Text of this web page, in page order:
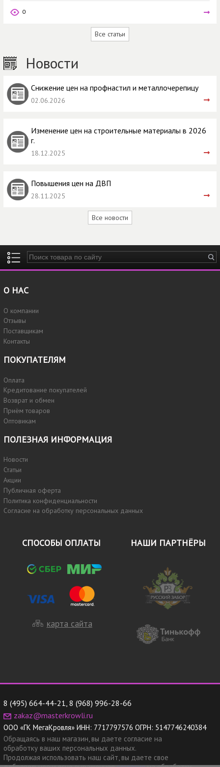
0
Все статьи
Новости
Снижение цен на профнастил и металлочерепицу
02.06.2026
Изменение цен на строительные материалы в 2026
г.
18.12.2025
Повышения цен на ДВП
28.11.2025
Все новости
Введите ключевые слова для поиска
О НАС
О компании
Отзывы
Поставщикам
Контакты
ПОКУПАТЕЛЯМ
Оплата
Кредитование покупателей
Возврат и обмен
Приём товаров
Оптовикам
ПОЛЕЗНАЯ ИНФОРМАЦИЯ
Новости
Статьи
Акции
Публичная оферта
Политика конфиденциальности
Согласие на обработку персональных данных
СПОСОБЫ ОПЛАТЫ
карта сайта
НАШИ ПАРТНЁРЫ
8 (495) 664-44-21, 8 (968) 996-28-66
zakaz@masterkrowli.ru
ООО «ГК МегаКровля» ИНН: 7717797576 ОГРН: 5147746240384
Обращаясь в наш магазин, вы даете согласие на
обработку ваших персональных данных.
Продолжая использовать наш сайт, вы даете свое